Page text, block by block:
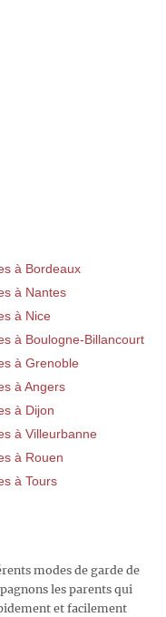
à Bordeaux
à Nantes
à Nice
à Boulogne-Billancourt
à Grenoble
à Angers
à Dijon
à Villeurbanne
à Rouen
à Tours
modes de garde de
les parents qui
et facilement